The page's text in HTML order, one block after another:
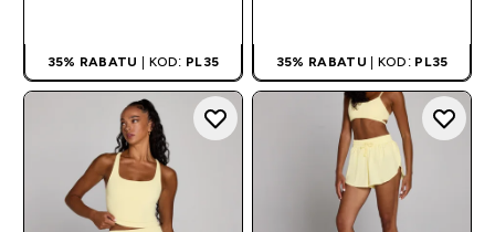
35% RABATU | KOD: PL35 35% RABATU | KOD: PL35